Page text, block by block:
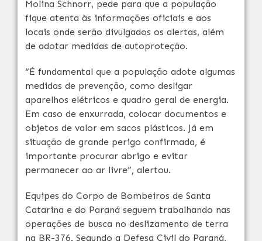
Molina Schnorr, pede para que a população
fique atenta às informações oficiais e aos
locais onde serão divulgados os alertas, além
de adotar medidas de autoproteção.
“É fundamental que a população adote algumas
medidas de prevenção, como desligar
aparelhos elétricos e quadro geral de energia.
Em caso de enxurrada, colocar documentos e
objetos de valor em sacos plásticos. Já em
situação de grande perigo confirmada, é
importante procurar abrigo e evitar
permanecer ao ar livre”, alertou.
Equipes do Corpo de Bombeiros de Santa
Catarina e do Paraná seguem trabalhando nas
operações de busca no deslizamento de terra
na BR-376. Segundo a Defesa Civil do Paraná,